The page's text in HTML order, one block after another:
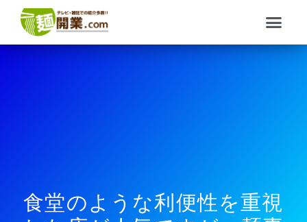
メ
ニ
ュ
食堂のような利便性を重視